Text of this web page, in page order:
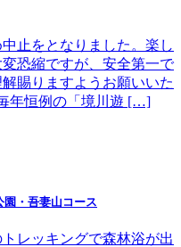
止をとなりました。楽し
恐縮ですが、安全第一で
賜りますようお願いいた
年恒例の「境川遊 […]
・吾妻山コース
レッキングで森林浴が出